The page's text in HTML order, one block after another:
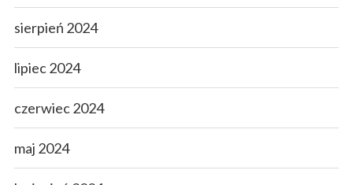
sierpień 2024
lipiec 2024
czerwiec 2024
maj 2024